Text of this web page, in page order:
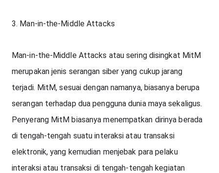
3. Man-in-the-Middle Attacks
Man-in-the-Middle Attacks atau sering disingkat MitM
merupakan jenis serangan siber yang cukup jarang
terjadi. MitM, sesuai dengan namanya, biasanya berupa
serangan terhadap dua pengguna dunia maya sekaligus.
Penyerang MitM biasanya menempatkan dirinya berada
di tengah-tengah suatu interaksi atau transaksi
elektronik, yang kemudian menjebak para pelaku
interaksi atau transaksi di tengah-tengah kegiatan